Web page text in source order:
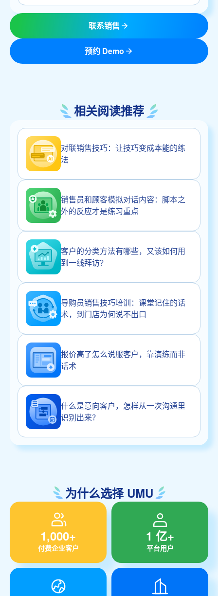
联系销售
预约 Demo
相关阅读推荐
对联销售技巧：让技巧变成本能的练
法
销售员和顾客模拟对话内容：脚本之
外的反应才是练习重点
客户的分类方法有哪些，又该如何用
到一线拜访？
导购员销售技巧培训：课堂记住的话
术，到门店为何说不出口
报价高了怎么说服客户，靠演练而非
话术
什么是意向客户，怎样从一次沟通里
识别出来？
为什么选择 UMU
1,000+
付费企业客户
1 亿+
平台用户